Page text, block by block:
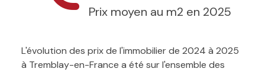
Prix moyen au m2 en 2025
L'évolution des prix de l'immobilier de 2024 à 2025
à Tremblay-en-France a été sur l'ensemble des